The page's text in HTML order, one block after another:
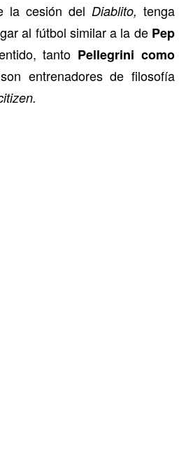
la cesión del Diablito, tenga
al fútbol similar a la de Pep
tanto Pellegrini como
son entrenadores de filosofía